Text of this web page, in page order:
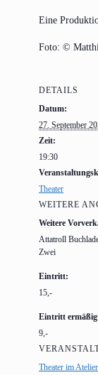
Eine
Foto: ©
DETAILS
Datum:
27. September
Zeit:
19:30
Theater
Theater im
WEITERE
Weitere
Attatroll
Zwei
Eintritt:
15,-
Eintritt
9,-